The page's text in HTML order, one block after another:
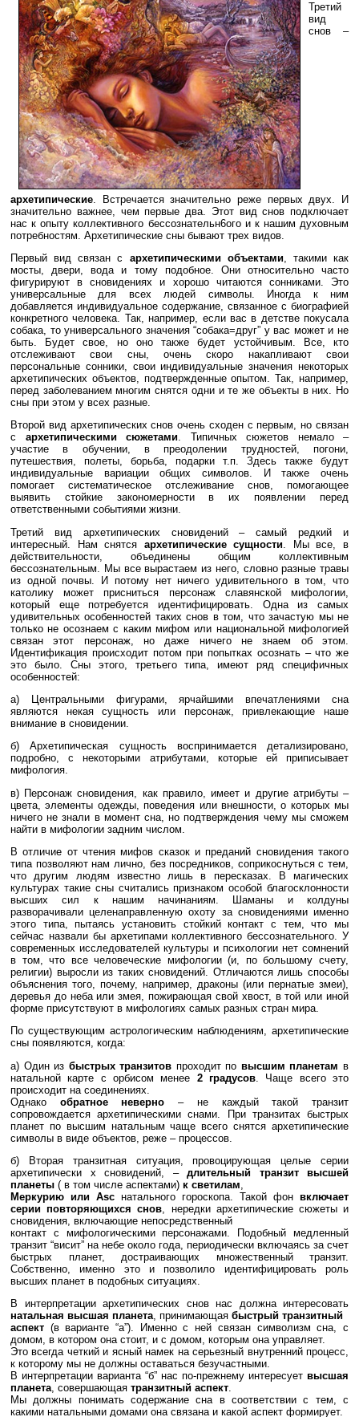
Третий
вид
снов –
архетипические . Встречается значительно реже первых двух. И
значительно важнее, чем первые два. Этот вид снов подключает
нас к опыту коллективного бессознательн6ого и к нашим духовным
потребностям. Архетипические сны бывают трех видов.
Первый вид связан с архетипическими объектами, такими как
мосты, двери, вода и тому подобное. Они относительно часто
фигурируют в сновидениях и хорошо читаются сонниками. Это
универсальные для всех людей символы. Иногда к ним
добавляется индивидуальное содержание, связанное с биографией
конкретного человека. Так, например, если вас в детстве покусала
собака, то универсального значения “собака=друг” у вас может и не
быть. Будет свое, но оно также будет устойчивым. Все, кто
отслеживают свои сны, очень скоро накапливают свои
персональные сонники, свои индивидуальные значения некоторых
архетипических объектов, подтвержденные опытом. Так, например,
перед заболеванием многим снятся одни и те же объекты в них. Но
сны при этом у всех разные.
Второй вид архетипических снов очень сходен с первым, но связан
с архетипическими сюжетами. Типичных сюжетов немало –
участие в обучении, в преодолении трудностей, погони,
путешествия, полеты, борьба, подарки т.п. Здесь также будут
индивидуальные вариации общих символов. И также очень
помогает систематическое отслеживание снов, помогающее
выявить стойкие закономерности в их появлении перед
ответственными событиями жизни.
Третий вид архетипических сновидений – самый редкий и
интересный. Нам снятся архетипические сущности . Мы все, в
действительности, объединены общим коллективным
бессознательным. Мы все вырастаем из него, словно разные травы
из одной почвы. И потому нет ничего удивительного в том, что
католику может присниться персонаж славянской мифологии,
который еще потребуется идентифицировать. Одна из самых
удивительных особенностей таких снов в том, что зачастую мы не
только не осознаем с каким мифом или национальной мифологией
связан этот персонаж, но даже ничего не знаем об этом.
Идентификация происходит потом при попытках осознать – что же
это было. Сны этого, третьего типа, имеют ряд специфичных
особенностей:
а) Центральными фигурами, ярчайшими впечатлениями сна
являются некая сущность или персонаж, привлекающие наше
внимание в сновидении.
б) Архетипическая сущность воспринимается детализировано,
подробно, с некоторыми атрибутами, которые ей приписывает
мифология.
в) Персонаж сновидения, как правило, имеет и другие атрибуты –
цвета, элементы одежды, поведения или внешности, о которых мы
ничего не знали в момент сна, но подтверждения чему мы сможем
найти в мифологии задним числом.
В отличие от чтения мифов сказок и преданий сновидения такого
типа позволяют нам лично, без посредников, соприкоснуться с тем,
что другим людям известно лишь в пересказах. В магических
культурах такие сны считались признаком особой благосклонности
высших сил к нашим начинаниям. Шаманы и колдуны
разворачивали целенаправленную охоту за сновидениями именно
этого типа, пытаясь установить стойкий контакт с тем, что мы
сейчас назвали бы архетипами коллективного бессознательного. У
современных исследователей культуры и психологии нет сомнений
в том, что все человеческие мифологии (и, по большому счету,
религии) выросли из таких сновидений. Отличаются лишь способы
объяснения того, почему, например, драконы (или пернатые змеи),
деревья до неба или змея, пожирающая свой хвост, в той или иной
форме присутствуют в мифологиях самых разных стран мира.
По существующим астрологическим наблюдениям, архетипические
сны появляются, когда:
а) Один из быстрых транзитов проходит по высшим планетам в
натальной карте с орбисом менее 2 градусов . Чаще всего это
происходит на соединениях.
Однако обратное неверно – не каждый такой транзит
сопровождается архетипическими снами. При транзитах быстрых
планет по высшим натальным чаще всего снятся архетипические
символы в виде объектов, реже – процессов.
б) Вторая транзитная ситуация, провоцирующая целые серии
архетипически х сновидений, – длительный транзит высшей
планеты ( в том числе аспектами) к светилам
Меркурию или Asc натального гороскопа. Такой фон включает
серии повторяющихся снов , нередки архетипические сюжеты и
сновидения, включающие непосредственный
контакт с мифологическими персонажами. Подобный медленный
транзит “висит” на небе около года, периодически включаясь за счет
быстрых планет, достраивающих множественный транзит.
Собственно, именно это и позволило идентифицировать роль
высших планет в подобных ситуациях.
В интерпретации архетипических снов нас должна интересовать
натальная высшая планета, принимающая быстрый транзитный
аспект (в варианте “а”). Именно с ней связан символизм сна, с
домом, в котором она стоит, и с домом, которым она управляет.
Это всегда четкий и ясный намек на серьезный внутренний процесс,
к которому мы не должны оставаться безучастными.
В интерпретации варианта “б” нас по-прежнему интересует высшая
планета, совершающая транзитный аспект.
Мы должны понимать содержание сна в соответствии с тем, с
какими натальными домами она связана и какой аспект формирует.